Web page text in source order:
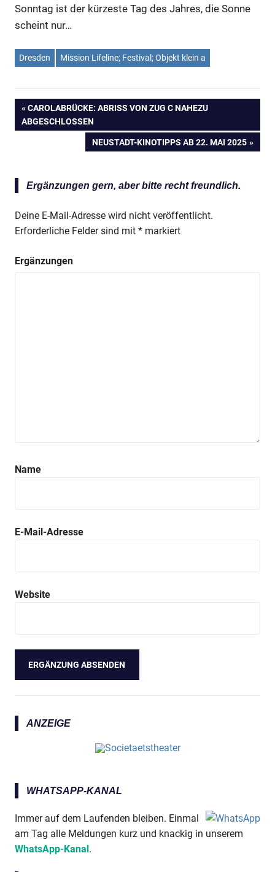
Sonntag ist der kürzeste Tag des Jahres, die Sonne
scheint nur…
Dresden Mission Lifeline; Festival; Objekt klein a
Beitragsnavigation
VORHERIGER
BEITRAG:
CAROLABRÜCKE: ABRISS VON ZUG C NAHEZU
ABGESCHLOSSEN
NÄCHSTER
NEUSTADT-KINOTIPPS AB 22. MAI 2025
Ergänzungen gern, aber bitte recht freundlich.
Deine E-Mail-Adresse wird nicht veröffentlicht.
Erforderliche Felder sind mit * markiert
Ergänzungen
Name
E-Mail-Adresse
Website
ANZEIGE
WHATSAPP-KANAL
Immer auf dem Laufenden bleiben. Einmal
am Tag alle Meldungen kurz und knackig in unserem
WhatsApp-Kanal .